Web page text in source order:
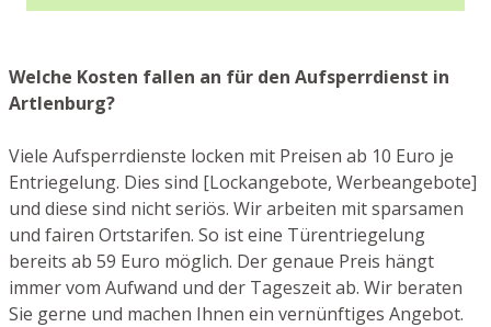
Welche Kosten fallen an für den Aufsperrdienst in
Artlenburg?
Viele Aufsperrdienste locken mit Preisen ab 10 Euro je
Entriegelung. Dies sind [Lockangebote, Werbeangebote]
und diese sind nicht seriös. Wir arbeiten mit sparsamen
und fairen Ortstarifen. So ist eine Türentriegelung
bereits ab 59 Euro möglich. Der genaue Preis hängt
immer vom Aufwand und der Tageszeit ab. Wir beraten
Sie gerne und machen Ihnen ein vernünftiges Angebot.